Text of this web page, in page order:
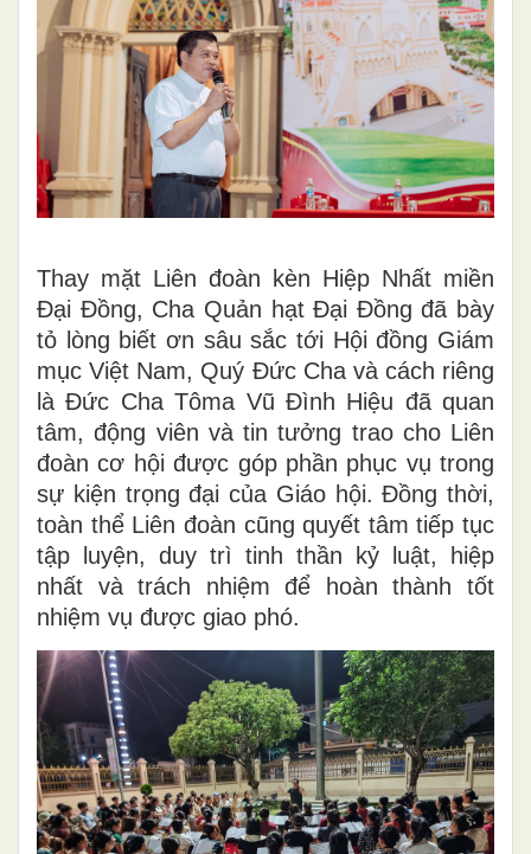
Thay mặt Liên đoàn kèn Hiệp Nhất miền
Đại Đồng, Cha Quản hạt Đại Đồng đã bày
tỏ lòng biết ơn sâu sắc tới Hội đồng Giám
mục Việt Nam, Quý Đức Cha và cách riêng
là Đức Cha Tôma Vũ Đình Hiệu đã quan
tâm, động viên và tin tưởng trao cho Liên
đoàn cơ hội được góp phần phục vụ trong
sự kiện trọng đại của Giáo hội. Đồng thời,
toàn thể Liên đoàn cũng quyết tâm tiếp tục
tập luyện, duy trì tinh thần kỷ luật, hiệp
nhất và trách nhiệm để hoàn thành tốt
nhiệm vụ được giao phó.